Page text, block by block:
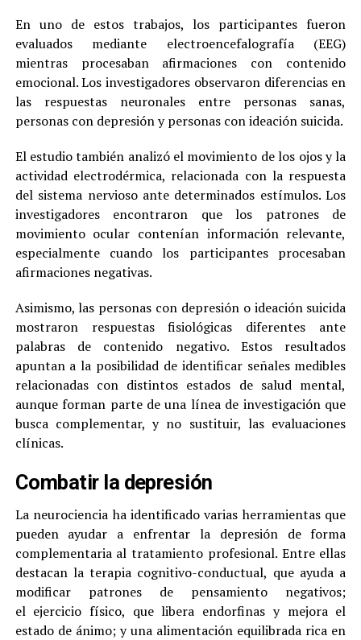
En uno de estos trabajos, los participantes fueron
evaluados mediante electroencefalografía (EEG)
mientras procesaban afirmaciones con contenido
emocional. Los investigadores observaron diferencias en
las respuestas neuronales entre personas sanas,
personas con depresión y personas con ideación suicida.
El estudio también analizó el movimiento de los ojos y la
actividad electrodérmica, relacionada con la respuesta
del sistema nervioso ante determinados estímulos. Los
investigadores encontraron que los patrones de
movimiento ocular contenían información relevante,
especialmente cuando los participantes procesaban
afirmaciones negativas.
Asimismo, las personas con depresión o ideación suicida
mostraron respuestas fisiológicas diferentes ante
palabras de contenido negativo. Estos resultados
apuntan a la posibilidad de identificar señales medibles
relacionadas con distintos estados de salud mental,
aunque forman parte de una línea de investigación que
busca complementar, y no sustituir, las evaluaciones
clínicas.
Combatir la depresión
La neurociencia ha identificado varias herramientas que
pueden ayudar a enfrentar la depresión de forma
complementaria al tratamiento profesional. Entre ellas
destacan la terapia cognitivo-conductual, que ayuda a
modificar patrones de pensamiento negativos;
el ejercicio físico, que libera endorfinas y mejora el
estado de ánimo; y una alimentación equilibrada rica en